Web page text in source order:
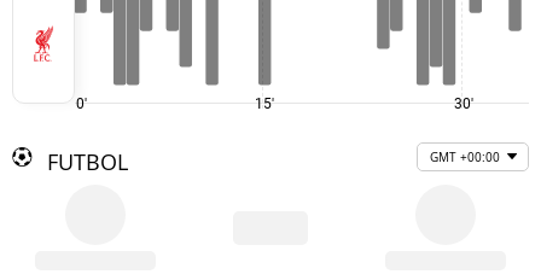
0' 15' 30'
FUTBOL GMT +00:00